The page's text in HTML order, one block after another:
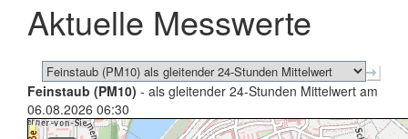
schließen
Aktuelle Messwerte
Feinstaub (PM10) - als gleitender 24-Stunden Mittelwert am
06.08.2026 06:30